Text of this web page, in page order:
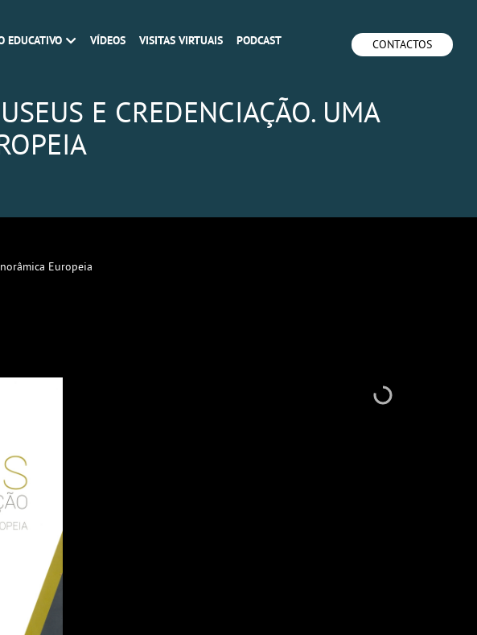
EDUCATIVO VÍDEOS VISITAS VIRTUAIS PODCAST CONTACTOS
E CREDENCIAÇÃO. UMA
Europeia